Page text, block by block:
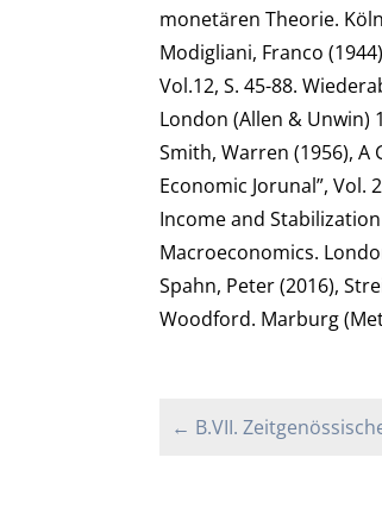
monetären Theorie.
Modigliani, Franco
Vol.12, S. 45-88.
London (Allen & Unwin)
Smith, Warren (1956), A
Economic Jorunal”, Vol.
Income and
Macroeconomics.
Spahn, Peter (2016),
Woodford. Marburg
← B.VII.